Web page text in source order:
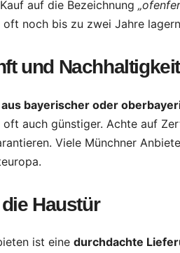
auf die Bezeichnung
oft noch bis zu zwei Jahre
und Nachhaltigkeit
aus bayerischer oder
auch günstiger. Achte auf
Viele Münchner
Haustür
ist eine durchdachte